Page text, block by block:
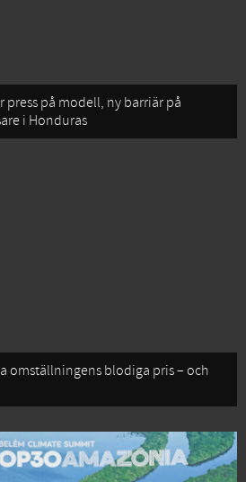
press på modell, ny barriär på
i Honduras
omställningens blodiga pris – och